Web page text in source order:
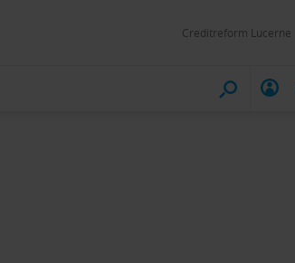
Creditreform Lucerne